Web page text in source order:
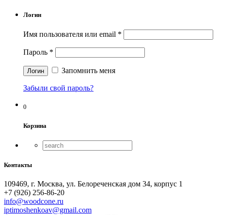
Логин
Имя пользователя или email *
Пароль *
Запомнить меня
Забыли свой пароль?
0
Корзина
Контакты
109469, г. Москва, ул. Белореченская дом 34, корпус 1
+7 (926) 256-86-20
info@woodcone.ru
iptimoshenkoav@gmail.com